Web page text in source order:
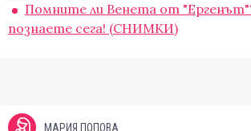
Помните ли Венета от
познаете сега! (СНИМКИ)
МАРИЯ ПОПОВА